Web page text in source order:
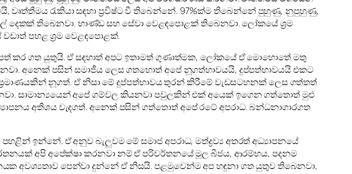
රැකියා සඳහා ප්‍රවිෂ්ට වී තිබෙන්නේ. 97%ක්ම තිබෙන්නේ පුහුණු, නුපුහුණු,
තිබෙනවා. භාණ්ඩ සහ සේවා වෙළඳපොළක් තිබෙනවා. ලෝකයේ ශ්‍රම
පහළ ශ්‍රම වෙළඳපොළක්.
කර ගත යුතුයි. ඒ සඳහාත් අපට ඉතාමත් ගුණාත්මක, ලෝකයේ ඒ මොහොතේ මතු
අනෙක් පසින් සමාජීය ලෙස ගතහොත් අපේ නූගත්භාවයයි, දුප්පත්භාවයයි එකට
නූගත්. ඒ නිසා මේ දුප්පත්භාවය තුරන් කිරීමේ වැඩසටහනක් ලෙස ගත්තත්
සාමාන්‍යයෙන් අපේ ගම්වල කියනවා පවුලකින් එක් අයෙක් ඉගෙන ගත්තොත් මුළු
අතිශය වැදගත්. අනෙක් පසින් ගත්තොත් අපේ රටේ අපරාධ. බන්ධනාගාරගත
ඉන්නේ. ඒ අනුව බැලුවම මේ සමාජ අපරාධ, මත්ද්‍රව්‍ය අතරත් අධ්‍යාපනයේ
අපි අපේක්ෂා කරනවා නම් ඒ පරිවර්තනයේ මූල බීජය, ආරම්භය, පදනම
අවශ්‍යතාව පෙන්වා දුන්නේ ඒ නිසයි. පළමුවෙන්ම අප හඳුනා ගත යුතුව තිබෙනවා,